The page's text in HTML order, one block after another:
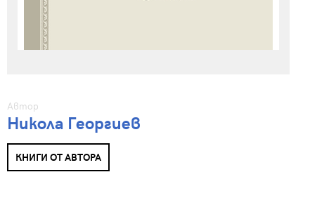
Автор
Никола Георгиев
КНИГИ ОТ АВТОРА